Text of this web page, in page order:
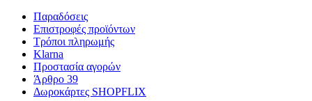
Παραδόσεις
Επιστροφές προϊόντων
Τρόποι πληρωμής
Klarna
Προστασία αγορών
Άρθρο 39
Δωροκάρτες SHOPFLIX